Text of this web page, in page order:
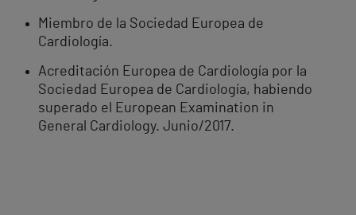
Miembro de la Sociedad Europea de
Cardiología.
Acreditación Europea de Cardiología por la
Sociedad Europea de Cardiología, habiendo
superado el European Examination in
General Cardiology. Junio/2017.